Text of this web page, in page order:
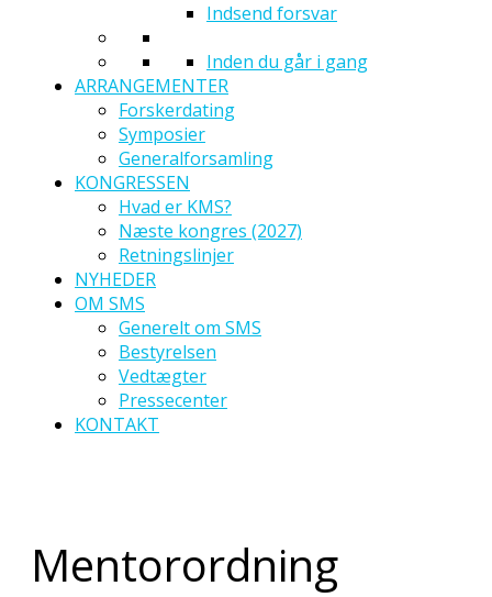
Indsend forsvar
Inden du går i gang
ARRANGEMENTER
Forskerdating
Symposier
Generalforsamling
KONGRESSEN
Hvad er KMS?
Næste kongres (2027)
Retningslinjer
NYHEDER
OM SMS
Generelt om SMS
Bestyrelsen
Vedtægter
Pressecenter
KONTAKT
Mentorordning